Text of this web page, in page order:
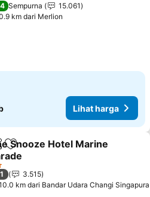
Sempurna
15.061
km dari Merlion
Lihat harga
Tambahkan ke favorit
Snooze Hotel Marine
harga
3.515
km dari Bandar Udara Changi Singapura